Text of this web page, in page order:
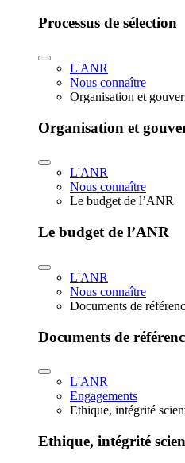
Processus de sélection
L'ANR
Nous connaître
Organisation et
Organisation et
L'ANR
Nous connaître
Le budget de l’ANR
Le budget de l’ANR
L'ANR
Nous connaître
Documents de
Documents de
L'ANR
Engagements
Ethique, intégrité
Ethique, intégrité